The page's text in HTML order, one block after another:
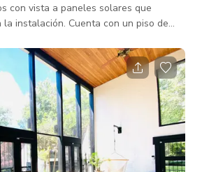
con vista a paneles solares que
la instalación. Cuenta con un piso de
espacio para eventos en días
con iluminación estándar en la
para alquiler.